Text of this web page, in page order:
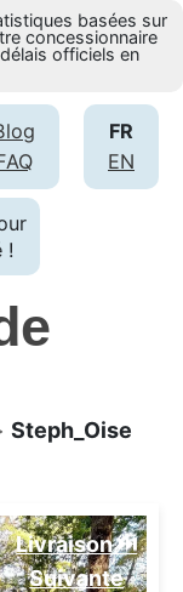
basées sur
concessionnaire
officiels en
FR
EN
!
Steph_Oise
Livraison ⏭️
Suivante️